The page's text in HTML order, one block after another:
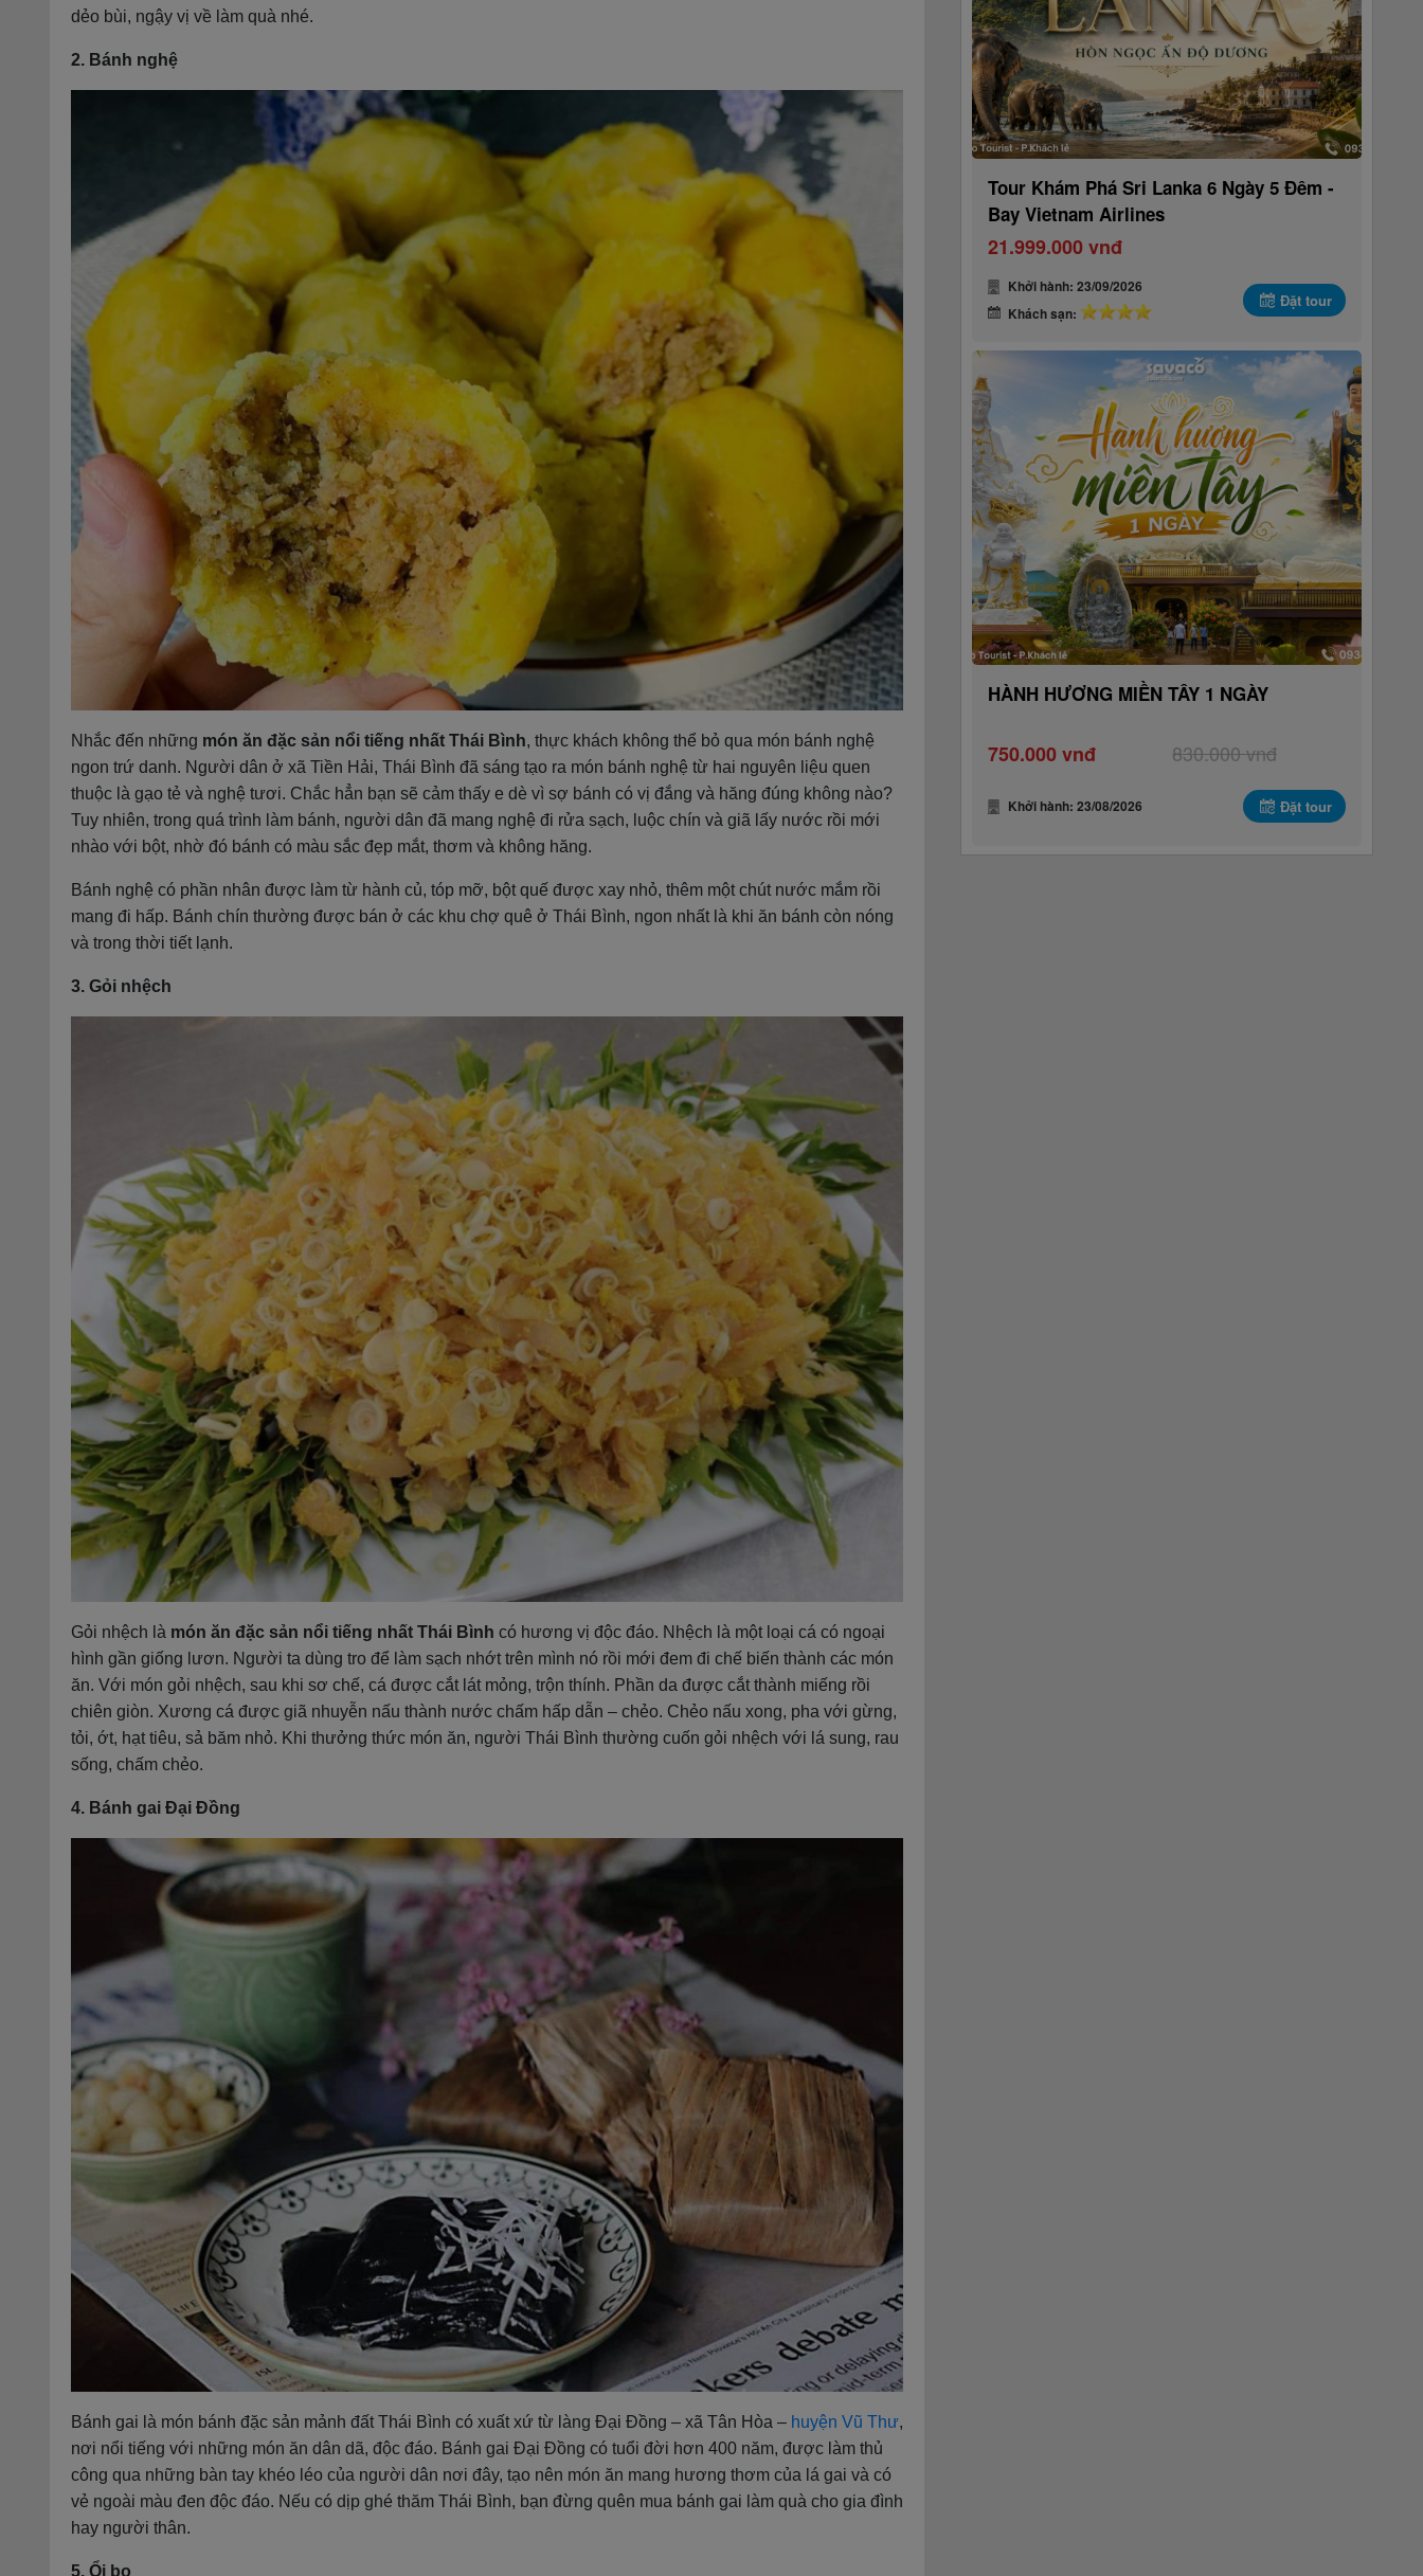
dẻo bùi, ngậy vị về làm quà nhé.
2. Bánh nghệ
Nhắc đến những món ăn đặc sản nổi tiếng nhất Thái Bình, thực khách không thể bỏ qua món bánh nghệ
ngon trứ danh. Người dân ở xã Tiền Hải, Thái Bình đã sáng tạo ra món bánh nghệ từ hai nguyên liệu quen
thuộc là gạo tẻ và nghệ tươi. Chắc hẳn bạn sẽ cảm thấy e dè vì sợ bánh có vị đắng và hăng đúng không nào?
Tuy nhiên, trong quá trình làm bánh, người dân đã mang nghệ đi rửa sạch, luộc chín và giã lấy nước rồi mới
nhào với bột, nhờ đó bánh có màu sắc đẹp mắt, thơm và không hăng.
Bánh nghệ có phần nhân được làm từ hành củ, tóp mỡ, bột quế được xay nhỏ, thêm một chút nước mắm rồi
mang đi hấp. Bánh chín thường được bán ở các khu chợ quê ở Thái Bình, ngon nhất là khi ăn bánh còn nóng
và trong thời tiết lạnh.
3. Gỏi nhệch
Gỏi nhệch là món ăn đặc sản nổi tiếng nhất Thái Bình có hương vị độc đáo. Nhệch là một loại cá có ngoại
hình gần giống lươn. Người ta dùng tro để làm sạch nhớt trên mình nó rồi mới đem đi chế biến thành các món
ăn. Với món gỏi nhệch, sau khi sơ chế, cá được cắt lát mỏng, trộn thính. Phần da được cắt thành miếng rồi
chiên giòn. Xương cá được giã nhuyễn nấu thành nước chấm hấp dẫn – chẻo. Chẻo nấu xong, pha với gừng,
tỏi, ớt, hạt tiêu, sả băm nhỏ. Khi thưởng thức món ăn, người Thái Bình thường cuốn gỏi nhệch với lá sung, rau
sống, chấm chẻo.
4. Bánh gai Đại Đồng
Bánh gai là món bánh đặc sản mảnh đất Thái Bình có xuất xứ từ làng Đại Đồng – xã Tân Hòa – huyện Vũ Thư,
nơi nổi tiếng với những món ăn dân dã, độc đáo. Bánh gai Đại Đồng có tuổi đời hơn 400 năm, được làm thủ
công qua những bàn tay khéo léo của người dân nơi đây, tạo nên món ăn mang hương thơm của lá gai và có
vẻ ngoài màu đen độc đáo. Nếu có dịp ghé thăm Thái Bình, bạn đừng quên mua bánh gai làm quà cho gia đình
hay người thân.
5. Ổi bo
Tour Khám Phá Sri Lanka 6 Ngày 5 Đêm -
Bay Vietnam Airlines
21.999.000 vnđ
Khởi hành: 23/09/2026
Khách sạn:
Đặt tour
HÀNH HƯƠNG MIỀN TÂY 1 NGÀY
750.000 vnđ 830.000 vnđ
Khởi hành: 23/08/2026 Đặt tour